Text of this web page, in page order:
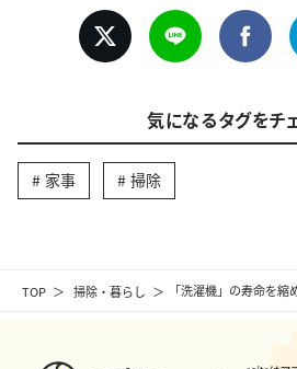
TOP 掃除・暮らし 「洗濯機」の寿命を
気になるタグをチ
家事 掃除